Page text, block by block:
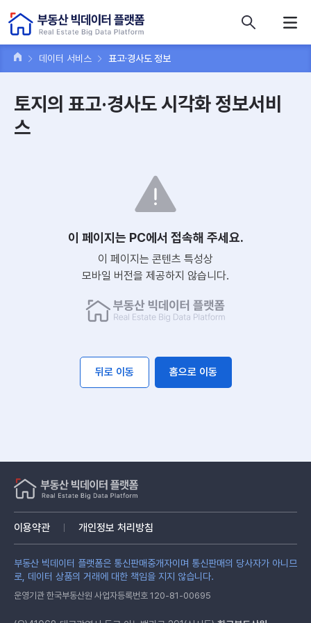
데이터 서비스 표고·경사도 정보
토지의 표고·경사도 시각화 정보서비
스
이 페이지는 PC에서 접속해 주세요.
이 페이지는 콘텐츠 특성상
모바일 버전을 제공하지 않습니다.
뒤로 이동 홈으로 이동
이용약관 개인정보 처리방침
부동산 빅데이터 플랫폼은 통신판매중개자이며 통신판매의 당사자가 아니므
로, 데이터 상품의 거래에 대한 책임을 지지 않습니다.
운영기관 한국부동산원 사업자등록번호 120-81-00695